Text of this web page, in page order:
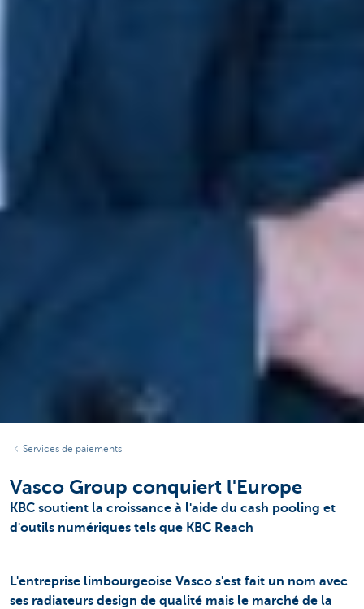
Services de paiements
Vasco Group conquiert l'Europe
KBC soutient la croissance à l'aide du cash pooling et
d'outils numériques tels que KBC Reach
L'entreprise limbourgeoise Vasco s'est fait un nom avec
ses radiateurs design de qualité mais le marché de la